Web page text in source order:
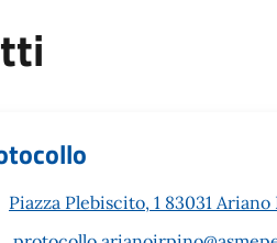
Piazza Plebiscito, 1 83031